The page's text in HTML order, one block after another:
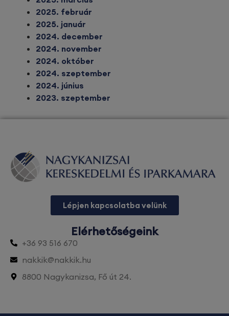
2025. február
2025. január
2024. december
2024. november
2024. október
2024. szeptember
2024. június
2023. szeptember
Lépjen kapcsolatba velünk
Elérhetőségeink
+36 93 516 670
nakkik@nakkik.hu
8800 Nagykanizsa, Fő út 24.